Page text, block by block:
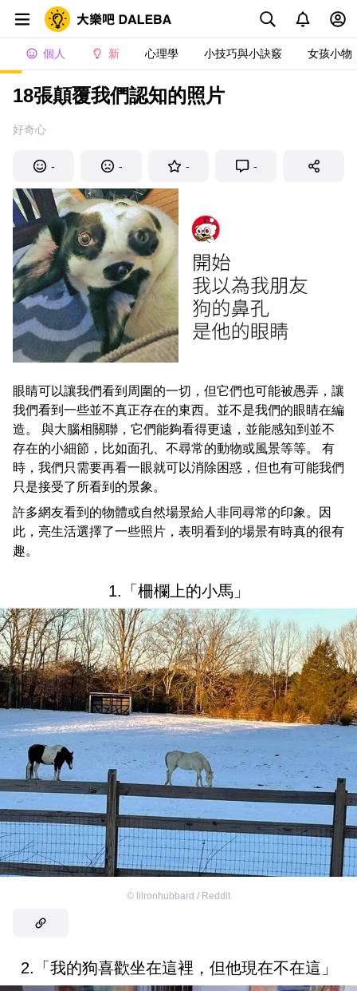
個人 新 心理學 小技巧與小訣竅 女孩小物
18張顛覆我們認知的照片
好奇心
- - - -
眼睛可以讓我們看到周圍的一切，但它們也可能被愚弄，讓
我們看到一些並不真正存在的東西。並不是我們的眼睛在編
造。 與大腦相關聯，它們能夠看得更遠，並能感知到並不
存在的小細節，比如面孔、不尋常的動物或風景等等。 有
時，我們只需要再看一眼就可以消除困惑，但也有可能我們
只是接受了所看到的景象。
許多網友看到的物體或自然場景給人非同尋常的印象。因
此，亮生活選擇了一些照片，表明看到的場景有時真的很有
趣。
1.「柵欄上的小馬」
© lilronhubbard / Reddit
2.「我的狗喜歡坐在這裡，但他現在不在這」